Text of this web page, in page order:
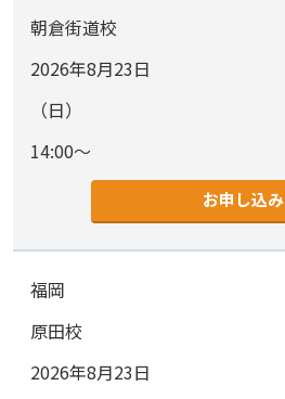
朝倉街道校
2026年8月23日
（日）
14:00～
お申し込み
福岡
原田校
2026年8月23日